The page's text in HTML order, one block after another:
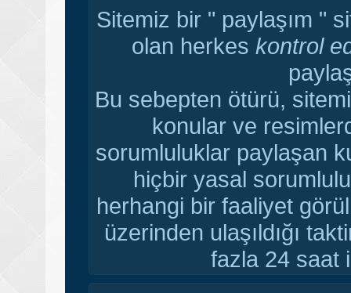
Sitemiz bir " paylaşım "
olan herkes kontrol
Bu sebepten ötürü,
konular ve
sorumluluklar paylaşan
hiçbir yasal
herhangi bir faaliyet
üzerinden ulaşıldığı
fazla 24 saat